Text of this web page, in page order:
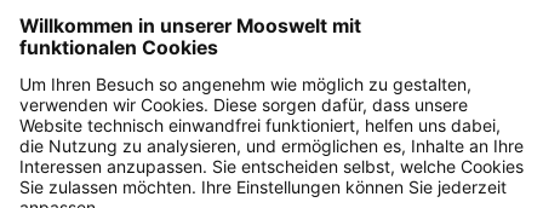
info@moosobjekt.de
Versand in ganz Deutschland und Österreich.
Kundenservice